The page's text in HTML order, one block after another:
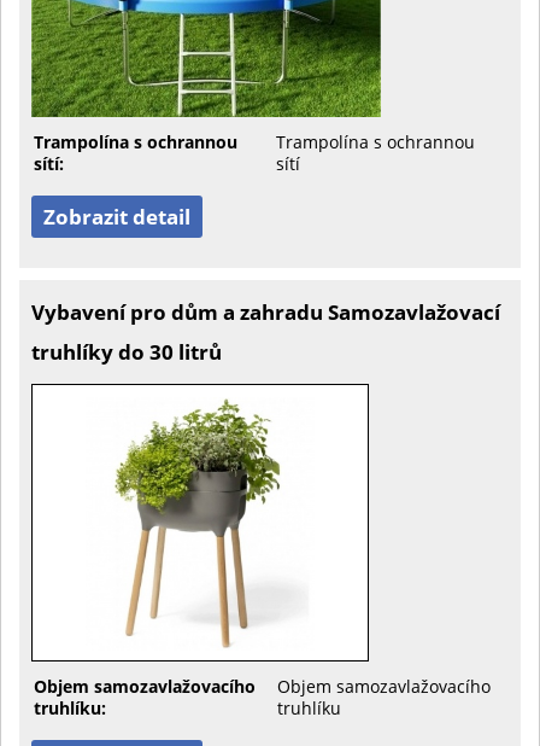
Trampolína s ochrannou
sítí:
Trampolína s ochrannou
sítí
Zobrazit detail
Vybavení pro dům a zahradu Samozavlažovací
truhlíky do 30 litrů
Objem samozavlažovacího
truhlíku:
Objem samozavlažovacího
truhlíku